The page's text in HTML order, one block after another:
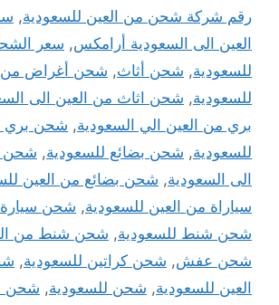
رقم شركة شحن من العين للسعودية,
العين الى السعودية أرامكس, سعر
للسعودية, شحن أثاث, شحن أغراض من
للسعودية, شحن اثاث من العين الى
بري من العين الي السعودية, شحن بري
للسعودية, شحن بضائع للسعودية, شحن
الى السعودية, شحن بضائع من العين
سياراة من العين للسعودية, شحن سيارة
شحن شنط للسعودية, شحن شنط من
شحن عفش, شحن كراتين للسعودية,
العين للسعودية, شحن للسعودية, شحن